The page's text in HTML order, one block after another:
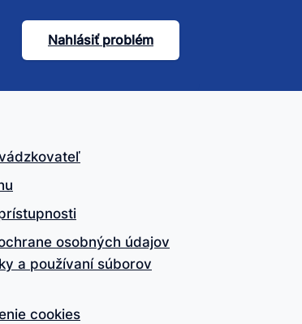
Nahlásiť problém
osobných údajov
a používaní súborov
cookies